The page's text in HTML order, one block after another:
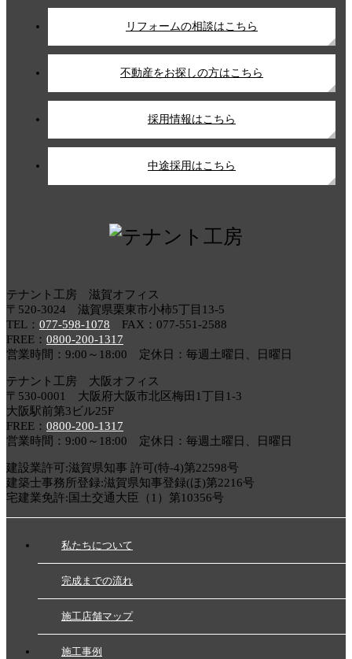
リフォームの相談はこちら
不動産をお探しの方はこちら
採用情報はこちら
中途採用はこちら
テナント工房 滋賀オフィス
〒520-3024 滋賀県栗東市小柿5丁目13-5
TEL： 077-598-1078 FAX：077-551-2588
FREE： 0800-200-1317
営業時間：9:00～18:00 定休日：毎週土曜日、日曜日
テナント工房 大阪オフィス
〒530-0001 大阪府大阪市北区梅田1丁目1-3
大阪駅前第3ビル25F
FREE： 0800-200-1317
営業時間：9:00～18:00 定休日：毎週土曜日、日曜日
建設業許可:滋賀県知事 許可(特-4)第22598号
建築士事務所登録:滋賀県知事登録(ほ)第2216号
宅建業免許:国土交通大臣（1）第10356号
私たちについて
完成までの流れ
施工店舗マップ
施工事例